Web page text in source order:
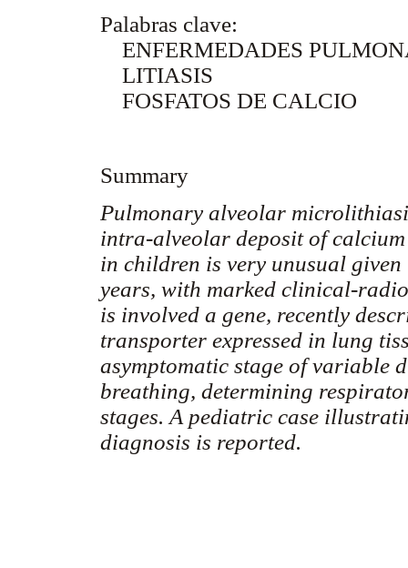
Palabras clave:
ENFERMEDADES
LITIASIS
FOSFATOS DE CALCIO
Summary
Pulmonary alveolar
intra-alveolar deposit of
in children is very unusual
years, with marked clinical-
is involved a gene, recently
transporter expressed in lung
asymptomatic stage of variable
breathing, determining
stages. A pediatric case
diagnosis is reported.